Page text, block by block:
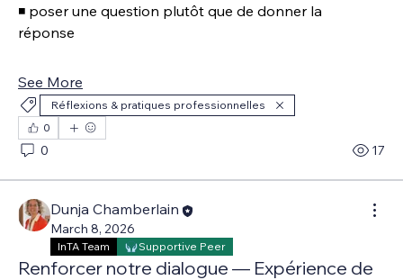
◾ poser une question plutôt que de donner la
réponse
See More
Réflexions & pratiques professionnelles
0
0 17
Dunja Chamberlain
March 8, 2026
InTA Team Supportive Peer
Renforcer notre dialogue — Expérience de